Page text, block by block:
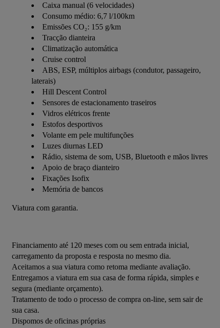
Caixa manual (6 velocidades)
Consumo médio: 6,7 l/100km
Emissões CO₂: 155 g/km
Tracção dianteira
Climatização automática
Cruise control
ABS, ESP, múltiplos airbags (condutor, passageiro,
laterais)
Hill Descent Control
Sensores de estacionamento traseiros
Vidros elétricos frente
Estofos desportivos
Volante em pele multifunções
Luzes diurnas LED
Rádio, sistema de som, USB, Bluetooth e mãos livres
Apoio de braço dianteiro
Fixações Isofix
Memória de bancos
Viatura com garantia.
Financiamento até 120 meses com ou sem entrada inicial,
carregamento da proposta e resposta no mesmo dia.
Aceitamos a sua viatura como retoma mediante avaliação.
Entregamos a viatura em sua casa de forma rápida, simples e
segura (mediante orçamento).
Tratamento de todo o processo de compra on-line, sem sair de
sua casa.
Dispomos de oficinas próprias